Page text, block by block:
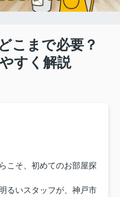
こまで必要？
すく解説
こそ、初めてのお部屋探
るいスタッフが、神戸市